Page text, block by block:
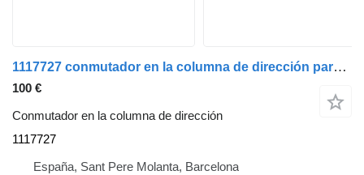
1117727 conmutador en la columna de dirección para Scania Serie 3 (P/R 113-360 IC Euro1)(1988->) camión
100 €
Conmutador en la columna de dirección
1117727
España, Sant Pere Molanta, Barcelona